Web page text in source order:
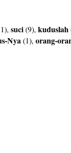
suci(9), kuduslah
Nya(1), orang-